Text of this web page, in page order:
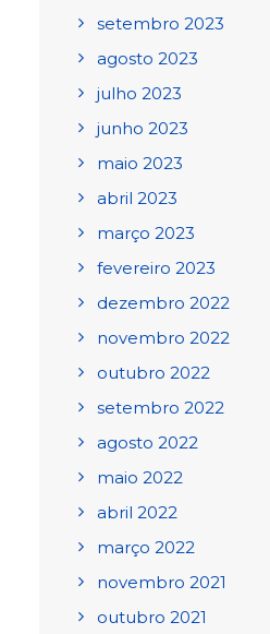
setembro 2023
agosto 2023
julho 2023
junho 2023
maio 2023
abril 2023
março 2023
fevereiro 2023
dezembro 2022
novembro 2022
outubro 2022
setembro 2022
agosto 2022
maio 2022
abril 2022
março 2022
novembro 2021
outubro 2021